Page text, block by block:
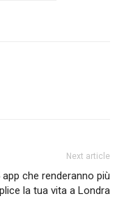
Next article
app che renderanno più
la tua vita a Londra